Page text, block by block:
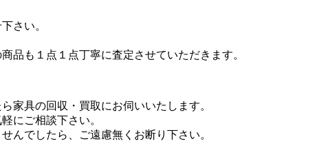
さい。
品も１点１点丁寧に査定させていただきます。
家具の回収・買取にお伺いいたします。
にご相談下さい。
んでしたら、ご遠慮無くお断り下さい。